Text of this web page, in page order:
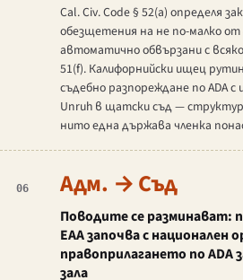
Cal. Civ. Code§ 52(a) определя
обезщетения на не по-малко
автоматично обвързани с
51(f). Калифорнийски ищец
съдебно разпореждане по ADA
Unruhв щатски съд —
нито една държава членка
06 Адм. → Съд
Поводите се разминават:
EAA започва с национален
правоприлагането по ADA
зала